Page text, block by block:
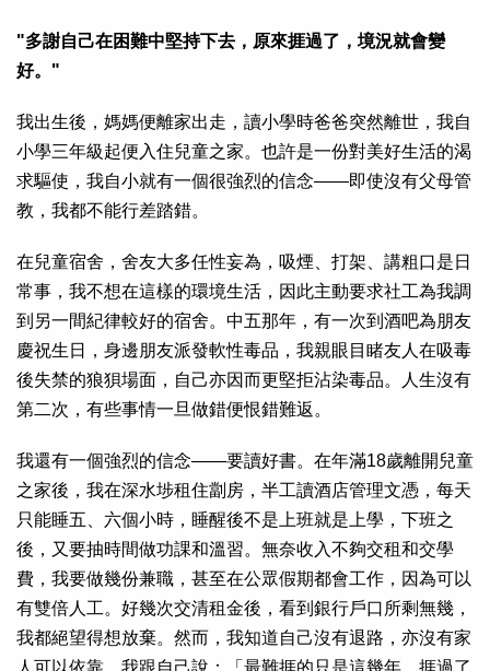
"多謝自己在困難中堅持下去，原來捱過了，境況就會變
好。"
我出生後，媽媽便離家出走，讀小學時爸爸突然離世，我自
小學三年級起便入住兒童之家。也許是一份對美好生活的渴
求驅使，我自小就有一個很強烈的信念——即使沒有父母管
教，我都不能行差踏錯。
在兒童宿舍，舍友大多任性妄為，吸煙、打架、講粗口是日
常事，我不想在這樣的環境生活，因此主動要求社工為我調
到另一間紀律較好的宿舍。中五那年，有一次到酒吧為朋友
慶祝生日，身邊朋友派發軟性毒品，我親眼目睹友人在吸毒
後失禁的狼狽場面，自己亦因而更堅拒沾染毒品。人生沒有
第二次，有些事情一旦做錯便恨錯難返。
我還有一個強烈的信念——要讀好書。在年滿18歲離開兒童
之家後，我在深水埗租住劏房，半工讀酒店管理文憑，每天
只能睡五、六個小時，睡醒後不是上班就是上學，下班之
後，又要抽時間做功課和溫習。無奈收入不夠交租和交學
費，我要做幾份兼職，甚至在公眾假期都會工作，因為可以
有雙倍人工。好幾次交清租金後，看到銀行戶口所剩無幾，
我都絕望得想放棄。然而，我知道自己沒有退路，亦沒有家
人可以依靠。我跟自己說：「最難捱的只是這幾年，捱過了